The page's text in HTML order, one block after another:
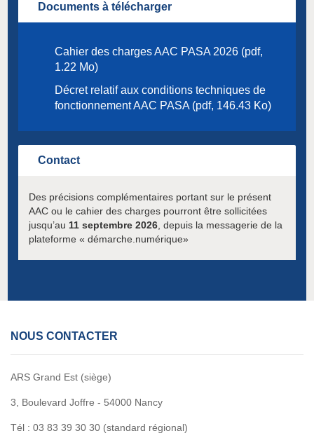
Documents à télécharger
Cahier des charges AAC PASA 2026 (pdf,
1.22 Mo)
Décret relatif aux conditions techniques de
fonctionnement AAC PASA (pdf, 146.43 Ko)
Contact
Des précisions complémentaires portant sur le présent
AAC ou le cahier des charges pourront être sollicitées
jusqu’au 11 septembre 2026 depuis la messagerie de la
plateforme « démarche.numérique»
NOUS CONTACTER
ARS Grand Est (siège)
3, Boulevard Joffre - 54000 Nancy
Tél : 03 83 39 30 30 (standard régional)